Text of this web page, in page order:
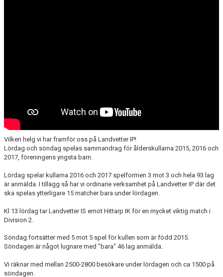
MEDIA
KONTAKT
Vilken helg vi har framför oss på Landvetter IP!
Lördag och söndag spelas sammandrag för ålderskullarna 2015, 2016 och
2017, föreningens yngsta barn.
Lördag spelar kullarna 2016 och 2017 spelformen 3 mot 3 och hela 93 lag
är anmälda. I tillägg så har vi ordinarie verksamhet på Landvetter IP där det
ska spelas ytterligare 15 matcher bara under lördagen.
Kl 13 lördag tar Landvetter IS emot Hittarp IK för en mycket viktig match i
Division 2.
Söndag fortsätter med 5 mot 5 spel för kullen som är född 2015.
Söndagen är något lugnare med "bara" 46 lag anmälda.
Vi räknar med mellan 2500-2800 besökare under lördagen och ca 1500 på
söndagen.